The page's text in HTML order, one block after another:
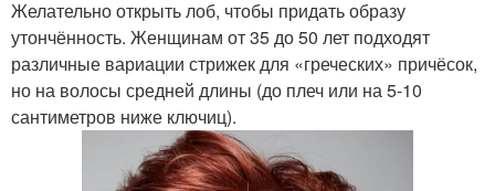
Желательно открыть лоб, чтобы придать образу
утончённость. Женщинам от 35 до 50 лет подходят
различные вариации стрижек для «греческих» причёсок,
но на волосы средней длины (до плеч или на 5-10
сантиметров ниже ключиц).